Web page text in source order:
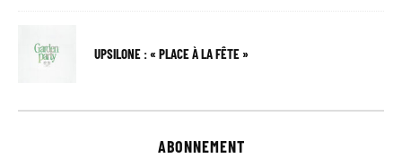
UPSILONE : « PLACE À LA FÊTE »
ABONNEMENT